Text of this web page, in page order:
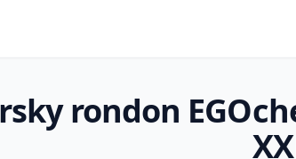
rondon